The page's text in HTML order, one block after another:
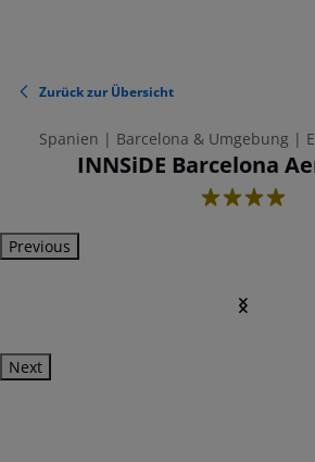
Zurück zur Übersicht
Spanien | Barcelona & Umgebung |
INNSiDE Barcelona
4
Previous
Next